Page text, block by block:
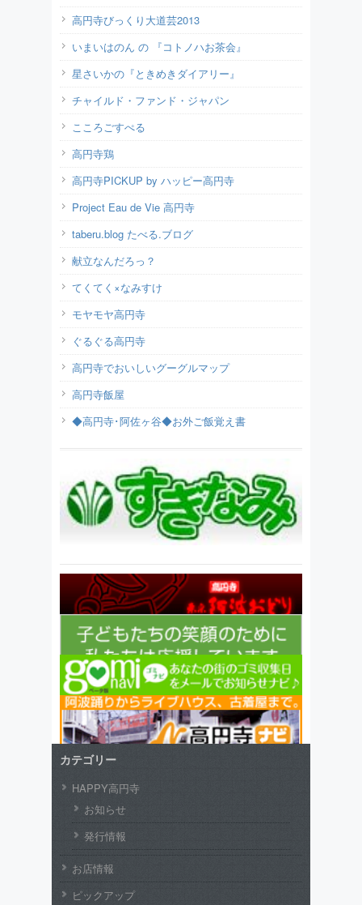
高円寺びっくり大道芸2013
いまいはのん の 『コトノハお茶会』
星さいかの『ときめきダイアリー』
チャイルド・ファンド・ジャパン
こころごすぺる
高円寺鶏
高円寺PICKUP by ハッピー高円寺
Project Eau de Vie 高円寺
taberu.blog たべる.ブログ
献立なんだろっ？
てくてく×なみすけ
モヤモヤ高円寺
ぐるぐる高円寺
高円寺でおいしいグーグルマップ
高円寺飯屋
◆高円寺･阿佐ヶ谷◆お外ご飯覚え書
カテゴリー
HAPPY高円寺
お知らせ
発行情報
お店情報
ピックアップ